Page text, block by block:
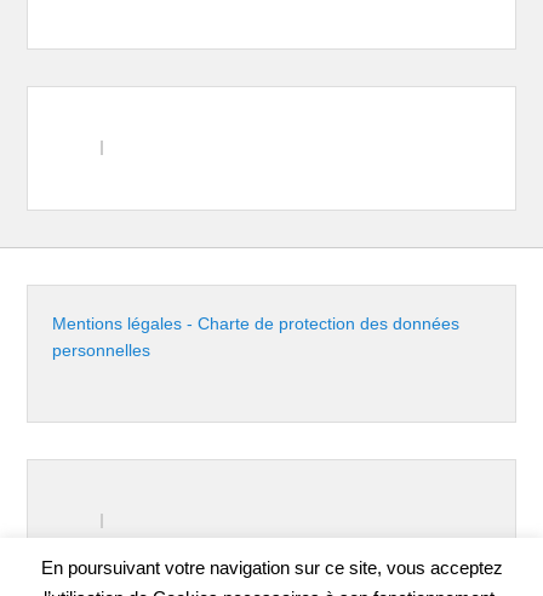
Mentions légales - Charte de protection des données
personnelles
En poursuivant votre navigation sur ce site, vous acceptez